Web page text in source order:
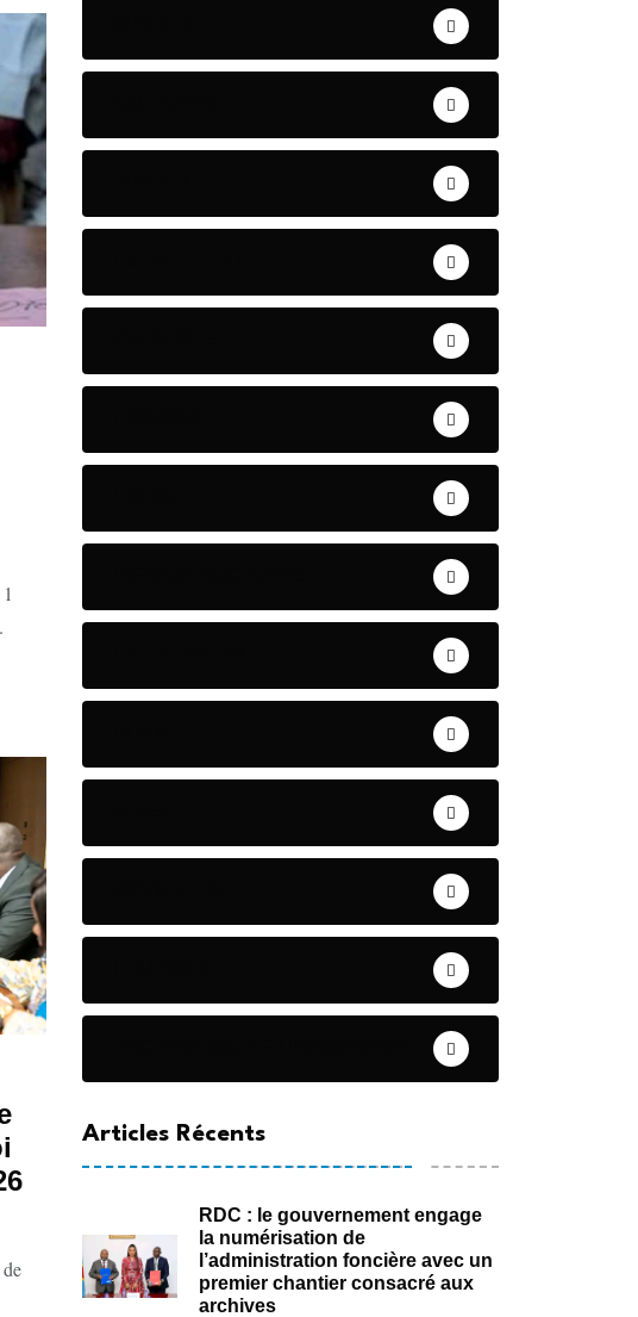
Articles Récents
RDC : le gouvernement engage
la numérisation de
l’administration foncière avec un
premier chantier consacré aux
archives